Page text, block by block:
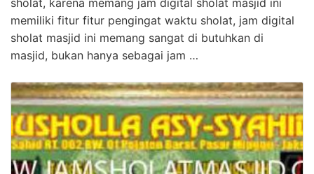
memiliki fitur fitur pengingat waktu sholat, jam digital
sholat masjid ini memang sangat di butuhkan di
masjid, bukan hanya sebagai jam …